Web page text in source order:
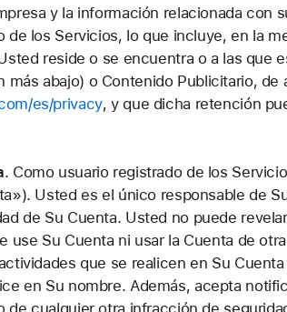
y la información relacionada con
de los Servicios, lo que incluye, en la
reside o se encuentra o a las que
más abajo) o Contenido Publicitario,
es/privacy, y que dicha retención
. Como usuario registrado de los
Usted es el único responsable de
de Su Cuenta. Usted no puede
use Su Cuenta ni usar la Cuenta de
que se realicen en Su
en Su nombre. Además, acepta
de cualquier otra infracción de